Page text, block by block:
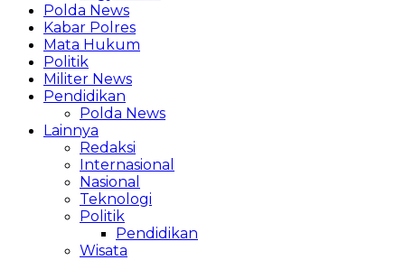
Polda News
Kabar Polres
Mata Hukum
Politik
Militer News
Pendidikan
Polda News
Lainnya
Redaksi
Internasional
Nasional
Teknologi
Politik
Pendidikan
Wisata